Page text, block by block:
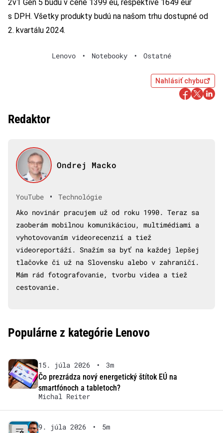
2v1 Gen 5 budú v cene 1399 eu, respektíve 1649 eur
s DPH. Všetky produkty budú na našom trhu dostupné od
2. kvartálu 2024.
Lenovo • Notebooky • Ostatné
Nahlásiť chybu
Redaktor
Ondrej Macko
YouTube •
Technológie
Ako novinár pracujem už od roku 1990. Teraz sa
zaoberám mobilnou komunikáciou, multimédiami a
vyhotovovaním videorecenzií a tiež
videoreportáží. Snažím sa byť na každej lepšej
tlačovke či už na Slovensku alebo v zahraničí.
Mám rád fotografovanie, tvorbu videa a tiež
cestovanie.
Populárne z kategórie Lenovo
15. júla 2026 •
3m
Čo prezrádza nový energetický štítok EÚ na
smartfónoch a tabletoch?
Michal Reiter
9. júla 2026 •
5m